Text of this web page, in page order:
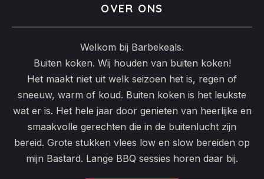
OVER ONS
Welkom bij Barbekeals.
Buiten koken. Wij houden van buiten koken!
Het maakt niet uit welk seizoen het is, regen of
sneeuw, warm of koud. Buiten koken is het leukste
wat er is. Het hele jaar door genieten van heerlijke en
smaakvolle gerechten die in de buitenlucht zijn
bereid. Grote stukken vlees low en slow bereiden op
mijn Bastard. Lange BBQ sessies horen daar bij.